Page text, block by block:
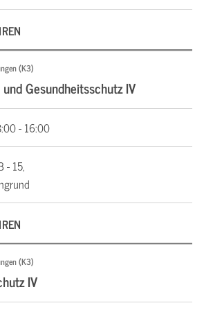
(K3)
Gesundheitsschutz IV
- 16:00
- 15,
(K3)
IV